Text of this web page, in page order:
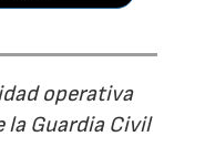
operativa
la Guardia Civil